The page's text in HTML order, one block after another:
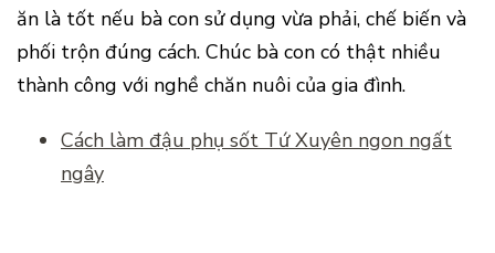
ăn là tốt nếu bà con sử dụng vừa phải, chế biến và
phối trộn đúng cách. Chúc bà con có thật nhiều
thành công với nghề chăn nuôi của gia đình.
Cách làm đậu phụ sốt Tứ Xuyên ngon ngất
ngây